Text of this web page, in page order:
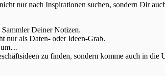
nur nach Inspirationen suchen, sondern Dir
Deiner Notizen.
nur als Daten- oder Ideen-Grab.
um…
zu finden, sondern komme auch in die